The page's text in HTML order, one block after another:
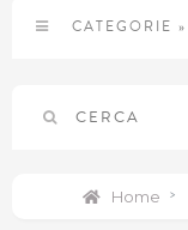
CATEGORIE »
CERCA
Home >